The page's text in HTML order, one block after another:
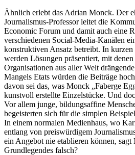
Ähnlich erlebt das Adrian Monck. Der
Journalismus-Professor leitet die
Economic Forum und damit auch eine
verschiedenen Social-Media-Kanälen
konstruktiven Ansatz betreibt. In
werden Lösungen präsentiert, mit
Organisationen aus aller Welt
Mangels Etats würden die Beiträge
davon sei das, was Monck „Faberge
kunstvoll erstellte Einzelstücke. Und
Vor allem junge, bildungsaffine
begeisterten sich für die simplen
In einem normalen Medienhaus, wo
entlang von preiswürdigem
ein Angebot nie etablieren können,
Grundlegendes falsch?